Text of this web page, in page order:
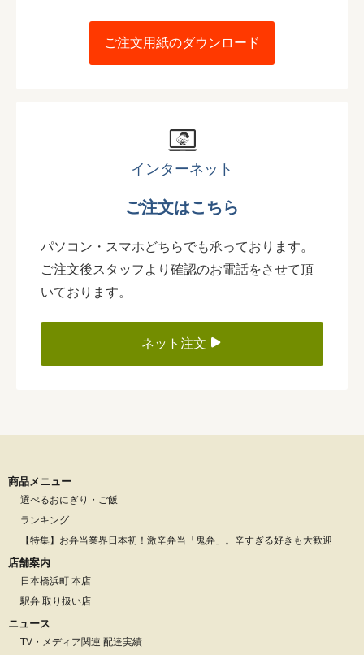
ご注文用紙のダウンロード
インターネット
ご注文はこちら
パソコン・スマホどちらでも承っております。
ご注文後スタッフより確認のお電話をさせて頂
いております。
ネット注文
商品メニュー
選べるおにぎり・ご飯
ランキング
【特集】お弁当業界日本初！激辛弁当「鬼弁」。辛すぎる好きも大歓迎
店舗案内
日本橋浜町 本店
駅弁 取り扱い店
ニュース
TV・メディア関連 配達実績